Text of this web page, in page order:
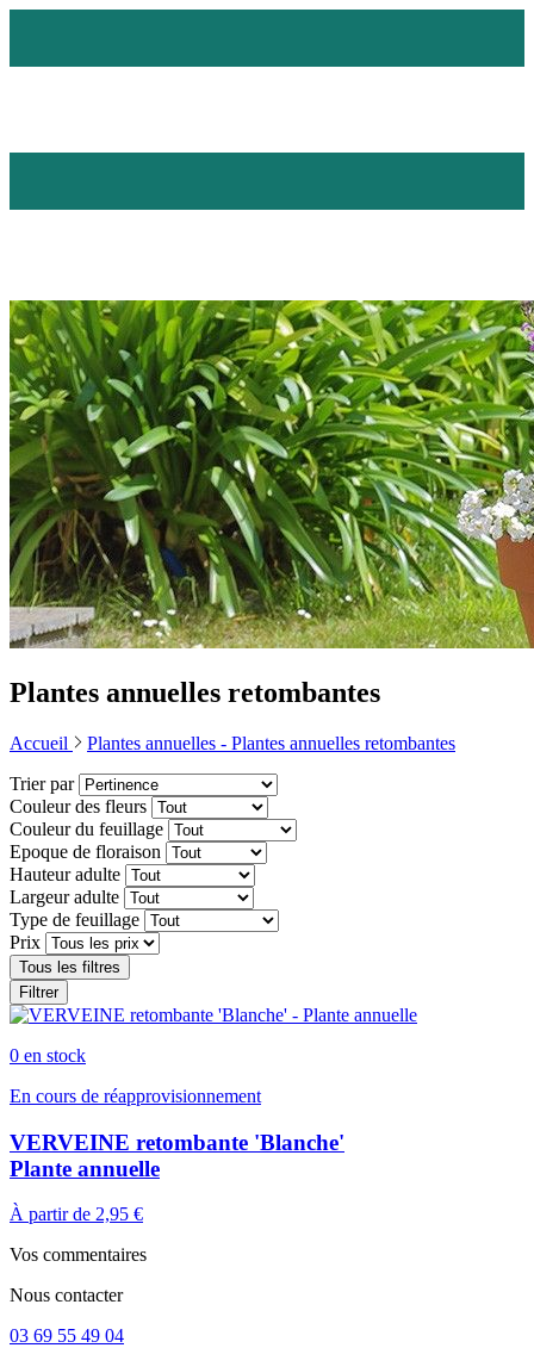
Plantes annuelles retombantes
Accueil Plantes annuelles - Plantes annuelles retombantes
Trier par
Couleur des fleurs
Couleur du feuillage
Epoque de floraison
Hauteur adulte
Largeur adulte
Type de feuillage
Prix
Tous les filtres
Filtrer
0 en stock
En cours de réapprovisionnement
VERVEINE retombante 'Blanche'
Plante annuelle
À partir de 2,95 €
Vos commentaires
Nous contacter
03 69 55 49 04